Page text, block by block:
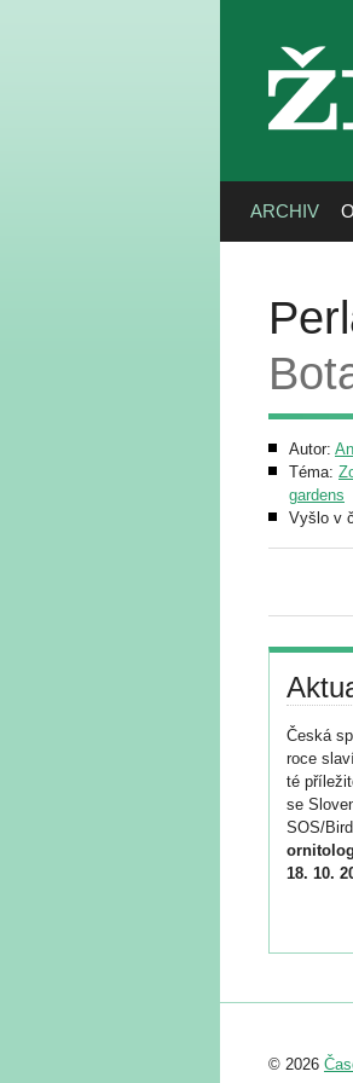
ARCHIV
Autor:
Téma:
gardens
Vyšlo v
Česká
roce
té
se
SOS/
18. 10.
© 2026